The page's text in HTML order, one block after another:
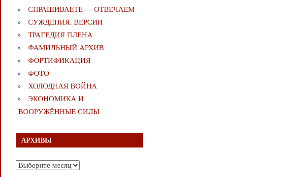
СПРАШИВАЕТЕ — ОТВЕЧАЕМ
СУЖДЕНИЯ. ВЕРСИИ
ТРАГЕДИЯ ПЛЕНА
ФАМИЛЬНЫЙ АРХИВ
ФОРТИФИКАЦИЯ
ФОТО
ХОЛОДНАЯ ВОЙНА
ЭКОНОМИКА И
ВООРУЖЁННЫЕ СИЛЫ
АРХИВЫ
Архивы